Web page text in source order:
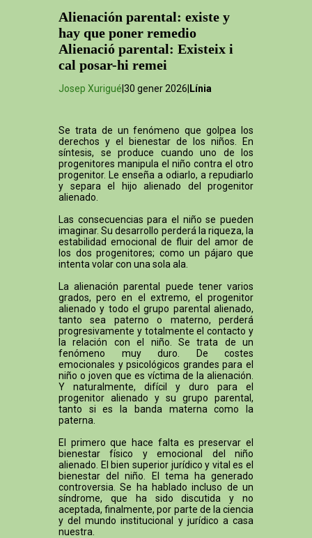
Alienación parental: existe y
hay que poner remedio
Alienació parental: Existeix i
cal posar-hi remei
Josep Xurigué |30 gener 2026| Línia
Se trata de un fenómeno que golpea los
derechos y el bienestar de los niños. En
síntesis, se produce cuando uno de los
progenitores manipula el niño contra el otro
progenitor. Le enseña a odiarlo, a repudiarlo
y separa el hijo alienado del progenitor
alienado.
Las consecuencias para el niño se pueden
imaginar. Su desarrollo perderá la riqueza, la
estabilidad emocional de fluir del amor de
los dos progenitores; como un pájaro que
intenta volar con una sola ala.
La alienación parental puede tener varios
grados, pero en el extremo, el progenitor
alienado y todo el grupo parental alienado,
tanto sea paterno o materno, perderá
progresivamente y totalmente el contacto y
la relación con el niño. Se trata de un
fenómeno muy duro. De costes
emocionales y psicológicos grandes para el
niño o joven que es víctima de la alienación.
Y naturalmente, difícil y duro para el
progenitor alienado y su grupo parental,
tanto si es la banda materna como la
paterna.
El primero que hace falta es preservar el
bienestar físico y emocional del niño
alienado. El bien superior jurídico y vital es el
bienestar del niño. El tema ha generado
controversia. Se ha hablado incluso de un
síndrome, que ha sido discutida y no
aceptada, finalmente, por parte de la ciencia
y del mundo institucional y jurídico a casa
nuestra.